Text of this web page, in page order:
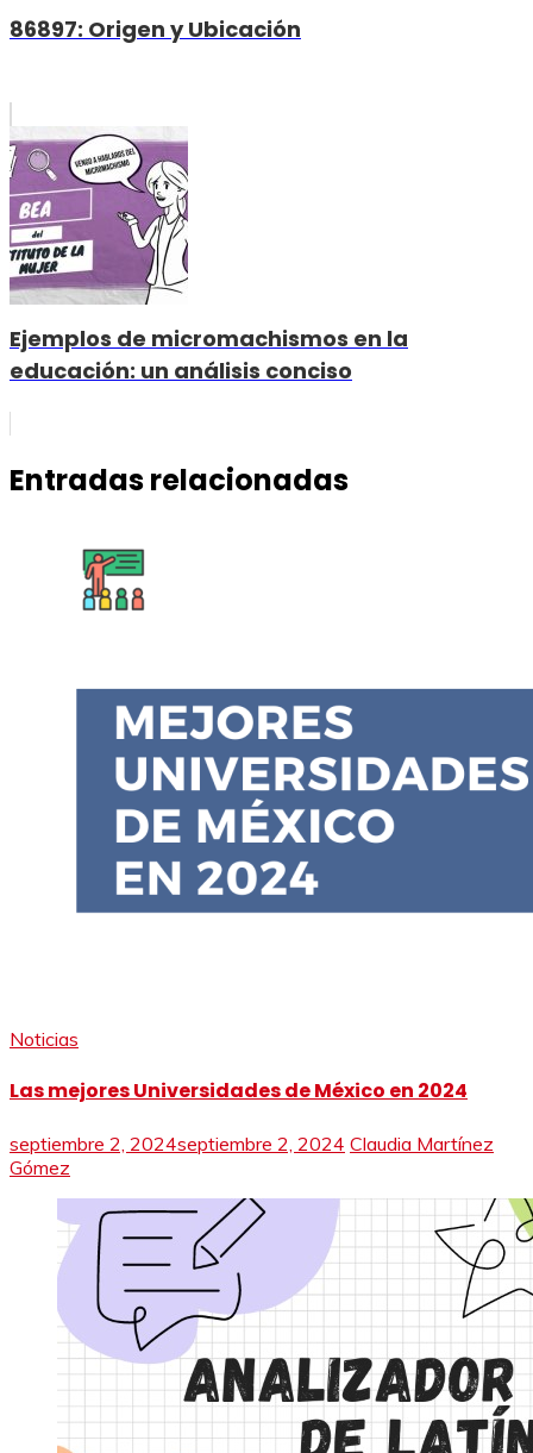
86897: Origen y Ubicación
Ejemplos de micromachismos en la
educación: un análisis conciso
Entradas relacionadas
Noticias
Las mejores Universidades de México en 2024
septiembre 2, 2024septiembre 2, 2024 Claudia Martínez
Gómez